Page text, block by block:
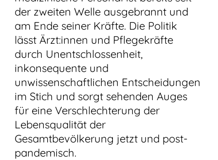
der zweiten Welle ausgebrannt und
am Ende seiner Kräfte. Die Politik
lässt Ärzt:innen und Pflegekräfte
durch Unentschlossenheit,
inkonsequente und
unwissenschaftlichen Entscheidungen
im Stich und sorgt sehenden Auges
für eine Verschlechterung der
Lebensqualität der
Gesamtbevölkerung jetzt und post-
pandemisch.